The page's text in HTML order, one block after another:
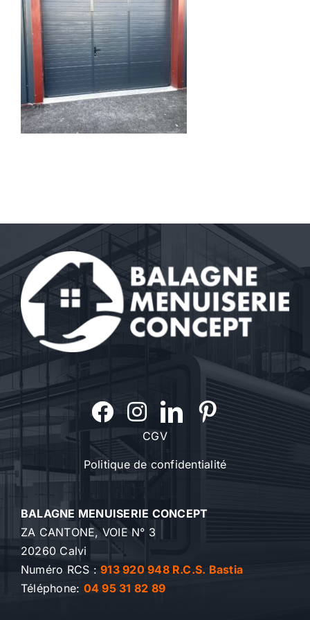
Contact
A propos
Clients
CGV
Politique de confidentialité
BALAGNE MENUISERIE CONCEPT
ZA CANTONE, VOIE N° 3
20260 Calvi
Numéro RCS :913 920 948 R.C.S. Bastia
Téléphone: 04 95 31 82 89